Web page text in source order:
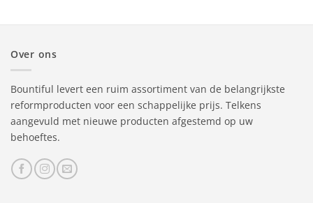
Over ons
Bountiful levert een ruim assortiment van de belangrijkste
reformproducten voor een schappelijke prijs. Telkens
aangevuld met nieuwe producten afgestemd op uw
behoeftes.